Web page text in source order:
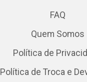
FAQ
Quem Somos
Política de
Política de Troca e